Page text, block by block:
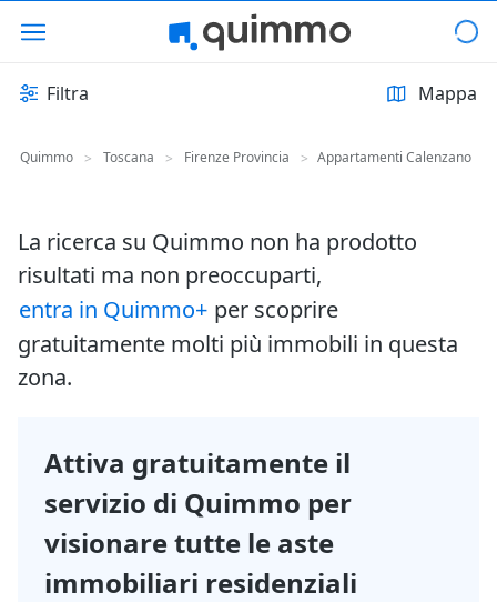
Filtra Mappa
Quimmo > Toscana > Firenze Provincia > Appartamenti Calenzano
La ricerca su Quimmo non ha prodotto
risultati ma non preoccuparti,
entra in Quimmo+ per scoprire
gratuitamente molti più immobili in questa
zona.
Attiva gratuitamente il
servizio di Quimmo per
visionare tutte le aste
immobiliari residenziali